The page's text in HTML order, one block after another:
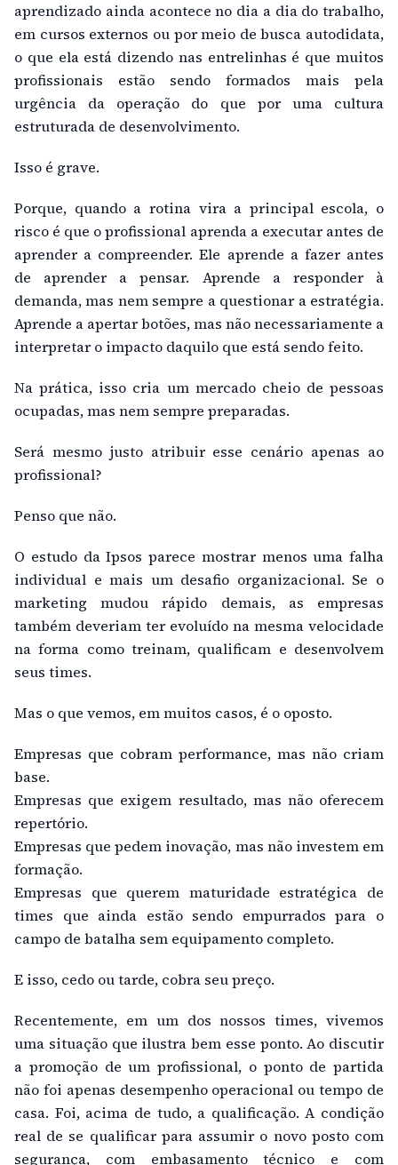
aprendizado ainda acontece no dia a dia do trabalho,
em cursos externos ou por meio de busca autodidata,
o que ela está dizendo nas entrelinhas é que muitos
profissionais estão sendo formados mais pela
urgência da operação do que por uma cultura
estruturada de desenvolvimento.
Isso é grave.
Porque, quando a rotina vira a principal escola, o
risco é que o profissional aprenda a executar antes de
aprender a compreender. Ele aprende a fazer antes
de aprender a pensar. Aprende a responder à
demanda, mas nem sempre a questionar a estratégia.
Aprende a apertar botões, mas não necessariamente a
interpretar o impacto daquilo que está sendo feito.
Na prática, isso cria um mercado cheio de pessoas
ocupadas, mas nem sempre preparadas.
Será mesmo justo atribuir esse cenário apenas ao
profissional?
Penso que não.
O estudo da Ipsos parece mostrar menos uma falha
individual e mais um desafio organizacional. Se o
marketing mudou rápido demais, as empresas
também deveriam ter evoluído na mesma velocidade
na forma como treinam, qualificam e desenvolvem
seus times.
Mas o que vemos, em muitos casos, é o oposto.
Empresas que cobram performance, mas não criam
base.
Empresas que exigem resultado, mas não oferecem
repertório.
Empresas que pedem inovação, mas não investem em
formação.
Empresas que querem maturidade estratégica de
times que ainda estão sendo empurrados para o
campo de batalha sem equipamento completo.
E isso, cedo ou tarde, cobra seu preço.
Recentemente, em um dos nossos times, vivemos
uma situação que ilustra bem esse ponto. Ao discutir
a promoção de um profissional, o ponto de partida
não foi apenas desempenho operacional ou tempo de
casa. Foi, acima de tudo, a qualificação. A condição
real de se qualificar para assumir o novo posto com
segurança, com embasamento técnico e com